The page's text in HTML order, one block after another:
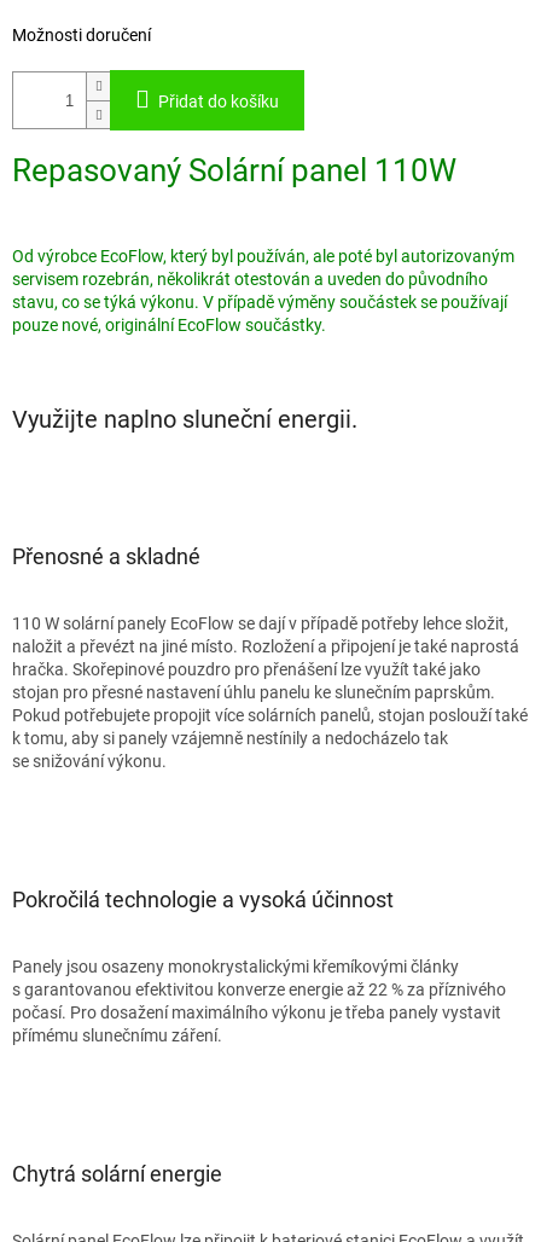
Možnosti doručení
Přidat do košíku
Repasovaný Solární panel 110W
Od výrobce EcoFlow, který byl používán, ale poté byl autorizovaným
servisem rozebrán, několikrát otestován a uveden do původního
stavu, co se týká výkonu. V případě výměny součástek se používají
pouze nové, originální EcoFlow součástky.
Využijte naplno sluneční energii.
Přenosné a skladné
110 W solární panely EcoFlow se dají v případě potřeby lehce složit,
naložit a převézt na jiné místo. Rozložení a připojení je také naprostá
hračka. Skořepinové pouzdro pro přenášení lze využít také jako
stojan pro přesné nastavení úhlu panelu ke slunečním paprskům.
Pokud potřebujete propojit více solárních panelů, stojan poslouží také
k tomu, aby si panely vzájemně nestínily a nedocházelo tak
se snižování výkonu.
Pokročilá technologie a vysoká účinnost
Panely jsou osazeny monokrystalickými křemíkovými články
s garantovanou efektivitou konverze energie až 22 % za příznivého
počasí. Pro dosažení maximálního výkonu je třeba panely vystavit
přímému slunečnímu záření.
Chytrá solární energie